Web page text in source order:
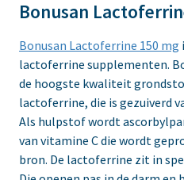
Bonusan
Bonusan Lactoferrine 150 mg
lactoferrine supplementen.
de hoogste kwaliteit
lactoferrine, die is gezuiverd
Als hulpstof wordt
van vitamine C die wordt
bron. De lactoferrine zit in